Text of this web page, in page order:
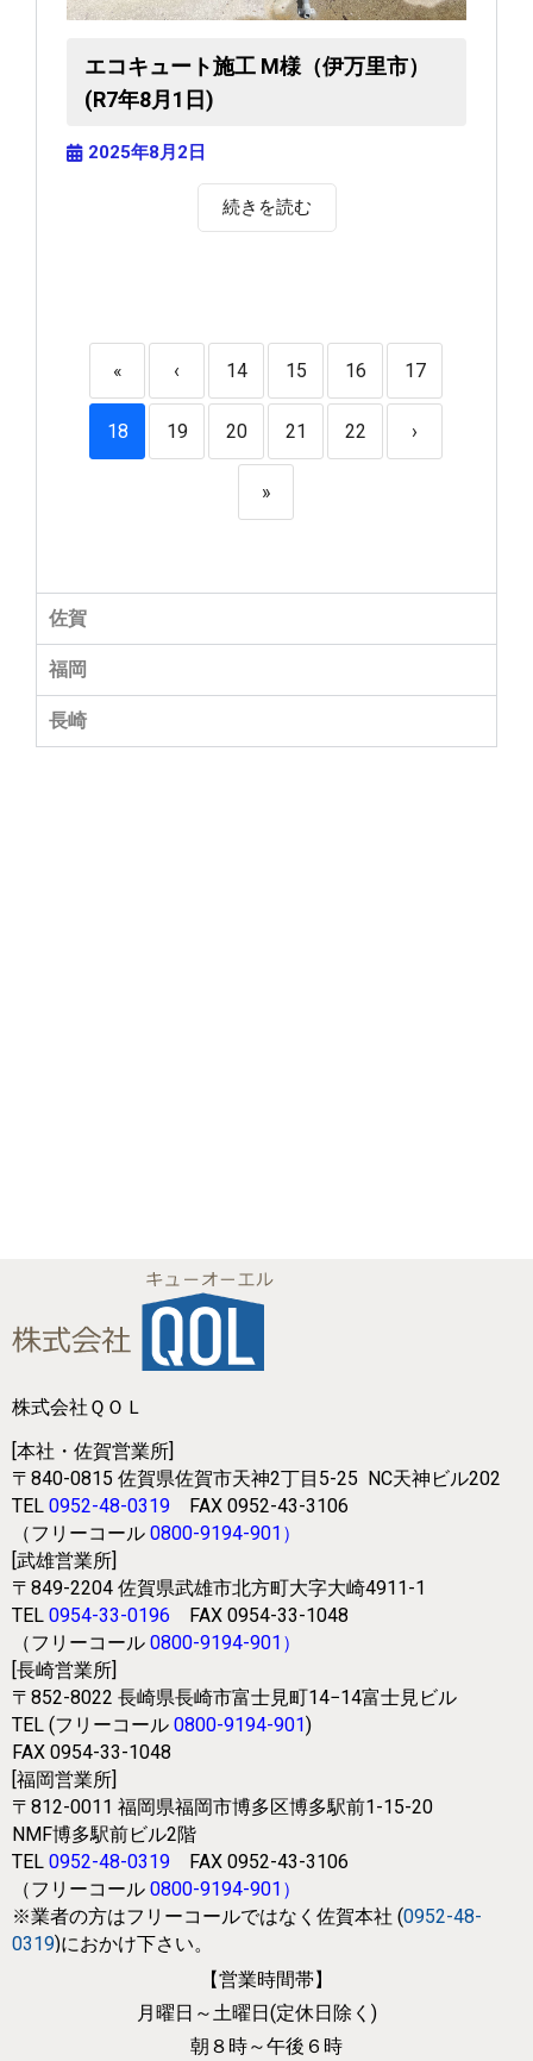
エコキュート施工 M様（伊万里市）
(R7年8月1日)
2025年8月2日
続きを読む
« ‹ 14 15 16 17
18 19 20 21 22 ›
»
佐賀
福岡
長崎
株式会社ＱＯＬ
[本社・佐賀営業所]
〒840-0815 佐賀県佐賀市天神2丁目5-25 NC天神ビル202
TEL 0952-48-0319
FAX 0952-43-3106
（フリーコール 0800-9194-901 ）
[武雄営業所]
〒849-2204 佐賀県武雄市北方町大字大崎4911-1
TEL 0954-33-0196
FAX 0954-33-1048
（フリーコール 0800-9194-901 ）
[長崎営業所]
〒852-8022 長崎県長崎市富士見町14−14富士見ビル
TEL (フリーコール 0800-9194-901)
FAX 0954-33-1048
[福岡営業所]
〒812-0011 福岡県福岡市博多区博多駅前1-15-20
NMF博多駅前ビル2階
TEL 0952-48-0319
FAX 0952-43-3106
（フリーコール 0800-9194-901 ）
※業者の方はフリーコールではなく 佐賀本社 (0952-48-
0319)におかけ下さい。
【営業時間帯】
月曜日～土曜日(定休日除く)
朝８時～午後６時